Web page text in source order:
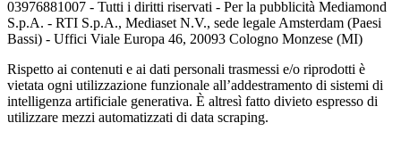
03976881007 - Tutti i diritti riservati - Per la pubblicità Mediamond
S.p.A. - RTI S.p.A., Mediaset N.V., sede legale Amsterdam (Paesi
Bassi) - Uffici Viale Europa 46, 20093 Cologno Monzese (MI)
Rispetto ai contenuti e ai dati personali trasmessi e/o riprodotti è
vietata ogni utilizzazione funzionale all’addestramento di sistemi di
intelligenza artificiale generativa. È altresì fatto divieto espresso di
utilizzare mezzi automatizzati di data scraping.